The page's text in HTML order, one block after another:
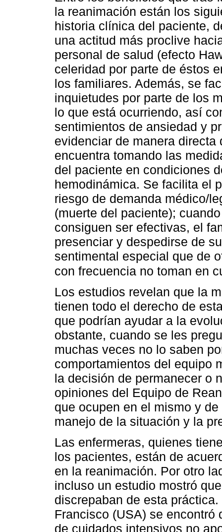
la reanimación están los
historia clínica del paciente,
una actitud más proclive
personal de salud (efecto
celeridad por parte de éstos
los familiares. Además, se
inquietudes por parte de los
lo que está ocurriendo, así
sentimientos de ansiedad y
evidenciar de manera
encuentra tomando las
del paciente en condiciones
hemodinámica. Se facilita el
riesgo de demanda médico/
(muerte del paciente);
consiguen ser efectivas, el
presenciar y despedirse de
sentimental especial que de
con frecuencia no toman en
Los estudios revelan que la
tienen todo el derecho de
que podrían ayudar a la
obstante, cuando se les
muchas veces no lo saben
comportamientos del equipo
la decisión de permanecer o
opiniones del Equipo de
que ocupen en el mismo y
manejo de la situación y la
Las enfermeras, quienes
los pacientes, están de
en la reanimación. Por otro
incluso un estudio mostró
discrepaban de esta
Francisco (USA) se
de cuidados intensivos no